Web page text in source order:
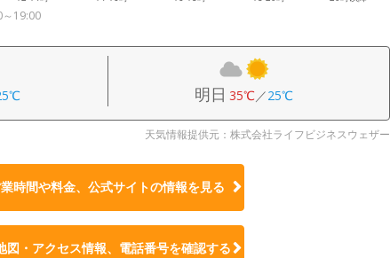
19:00
明日 35℃／25℃
天気情報提供元：株式会社ライフビジネスウェザー
時間や料金、公式サイトの情報を見る
図・アクセス情報、電話番号を確認する